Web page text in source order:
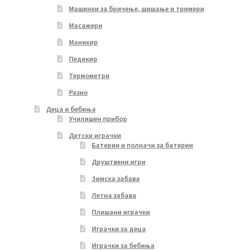
Машинки за бричење, шишање и тримери
Масажери
Маникир
Педикир
Термометри
Разно
Деца и бебиња
Училишен прибор
Детски играчки
Батерии и полначи за батерии
Друштвени игри
Зимска забава
Летна забава
Плишани играчки
Играчки за деца
Играчки за бебиња